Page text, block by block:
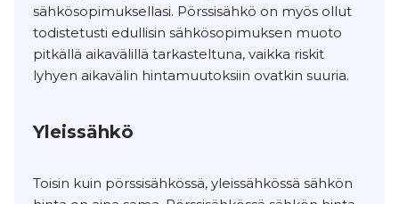
sähkösopimuksellasi. Pörssisähkö on myös ollut
todistetusti edullisin sähkösopimuksen muoto
pitkällä aikavälillä tarkasteltuna, vaikka riskit
lyhyen aikavälin hintamuutoksiin ovatkin suuria.
Yleissähkö
Toisin kuin pörssisähkössä, yleissähkössä sähkön